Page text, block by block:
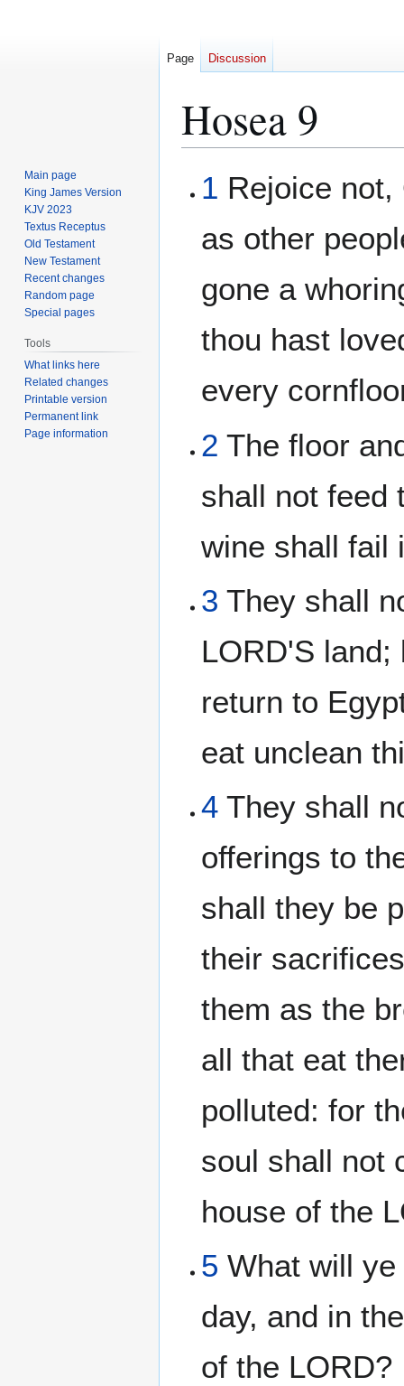
Hosea 9
toto
1 Rejoice
as other
gone a
thou hast
every
2 The floor
shall not feed
wine shall fail
3 They shall
LORD'S land;
return to
eat unclean
4 They shall
offerings to
shall they be
their
them as the
all that eat
polluted: for
soul shall not
house of the
5 What will
day, and in
of the LORD?
Page Discussion
Main page
King James Version
KJV 2023
Textus Receptus
Old Testament
New Testament
Recent changes
Random page
Special pages
Tools
What links here
Related changes
Printable version
Permanent link
Page information